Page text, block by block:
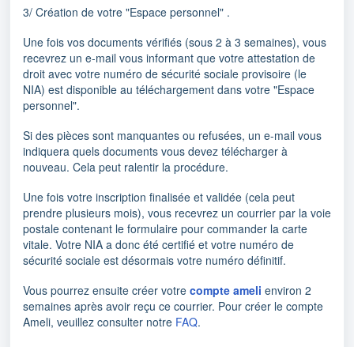
3/ Création de votre "Espace personnel" .
Une fois vos documents vérifiés (sous 2 à 3 semaines), vous
recevrez un e-mail vous informant que votre attestation de
droit avec votre numéro de sécurité sociale provisoire (le
NIA) est disponible au téléchargement dans votre "Espace
personnel".
Si des pièces sont manquantes ou refusées, un e-mail vous
indiquera quels documents vous devez télécharger à
nouveau. Cela peut ralentir la procédure.
Une fois votre inscription finalisée et validée (cela peut
prendre plusieurs mois), vous recevrez un courrier par la voie
postale contenant le formulaire pour commander la carte
vitale. Votre NIA a donc été certifié et votre numéro de
sécurité sociale est désormais votre numéro définitif.
Vous pourrez ensuite créer votre compte ameli environ 2
semaines après avoir reçu ce courrier. Pour créer le compte
Ameli, veuillez consulter notre FAQ.